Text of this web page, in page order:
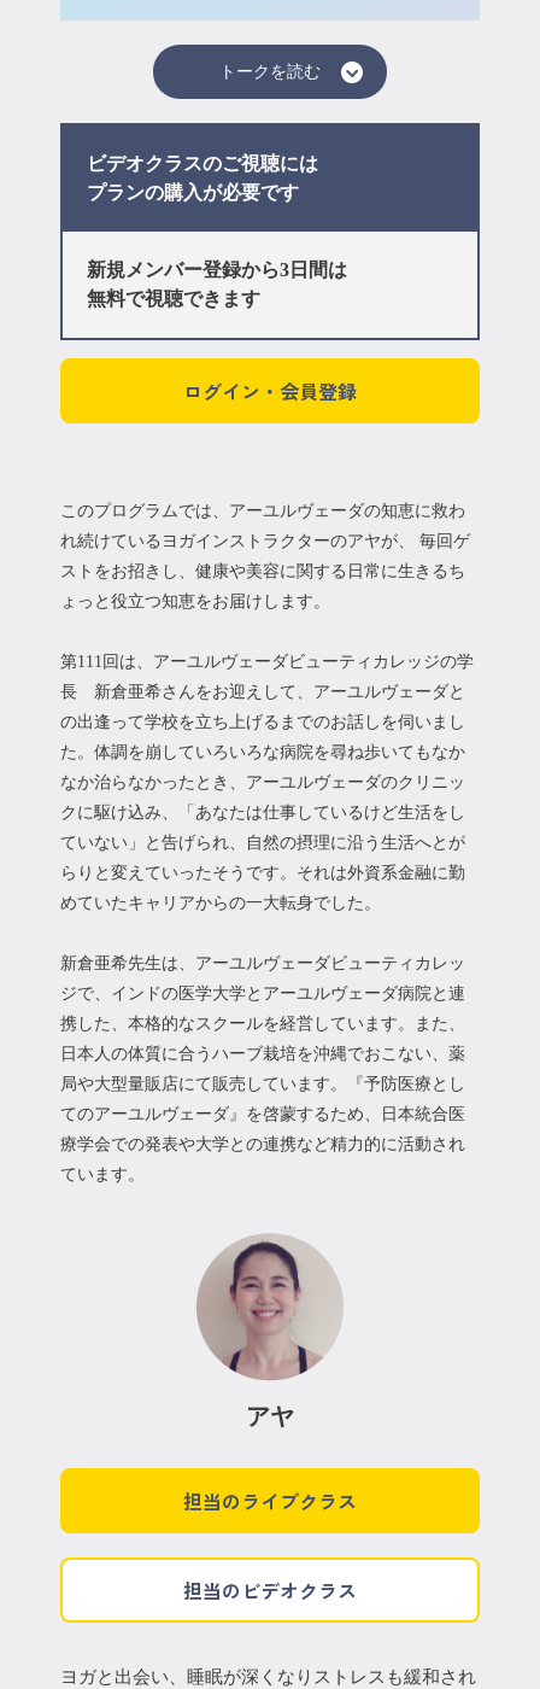
トークを読む
ビデオクラスのご視聴には
プランの購入が必要です
新規メンバー登録から3日間は
無料で視聴できます
ログイン・会員登録
このプログラムでは、アーユルヴェーダの知恵に救わ
れ続けているヨガインストラクターのアヤが、 毎回ゲ
ストをお招きし、健康や美容に関する日常に生きるち
ょっと役立つ知恵をお届けします。
第111回は、アーユルヴェーダビューティカレッジの学
長 新倉亜希さんをお迎えして、アーユルヴェーダと
の出逢って学校を立ち上げるまでのお話しを伺いまし
た。体調を崩していろいろな病院を尋ね歩いてもなか
なか治らなかったとき、アーユルヴェーダのクリニッ
クに駆け込み、「あなたは仕事しているけど生活をし
ていない」と告げられ、自然の摂理に沿う生活へとが
らりと変えていったそうです。それは外資系金融に勤
めていたキャリアからの一大転身でした。
新倉亜希先生は、アーユルヴェーダビューティカレッ
ジで、インドの医学大学とアーユルヴェーダ病院と連
携した、本格的なスクールを経営しています。また、
日本人の体質に合うハーブ栽培を沖縄でおこない、薬
局や大型量販店にて販売しています。『予防医療とし
てのアーユルヴェーダ』を啓蒙するため、日本統合医
療学会での発表や大学との連携など精力的に活動され
ています。
アヤ
担当のライブクラス
担当のビデオクラス
ヨガと出会い、睡眠が深くなりストレスも緩和され